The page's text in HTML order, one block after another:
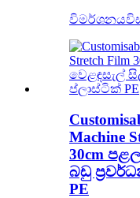
විමර්ශනය
Machine
30cm
බඩු
PE